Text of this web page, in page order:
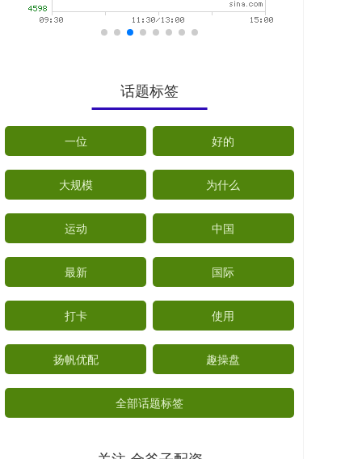
话题标签
一位 好的
大规模 为什么
运动 中国
最新 国际
打卡 使用
扬帆优配 趣操盘
全部话题标签